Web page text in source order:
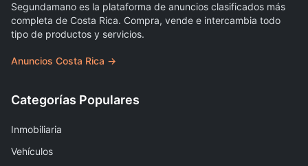
Segundamano es la plataforma de anuncios clasificados más
completa de Costa Rica. Compra, vende e intercambia todo
tipo de productos y servicios.
Anuncios Costa Rica →
Categorías Populares
Inmobiliaria
Vehículos